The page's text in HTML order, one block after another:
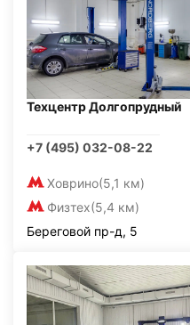
Техцентр Долгопрудный
+7 (495) 032-08-22
Ховрино(5,1 км)
Физтех(5,4 км)
Береговой пр-д, 5